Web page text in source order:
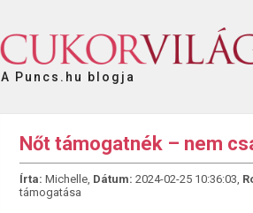
A Puncs.hu blogja
Nőt támogatnék – nem
Írta: Michelle, Dátum: 2024-02-25 10:36:03,
támogatása